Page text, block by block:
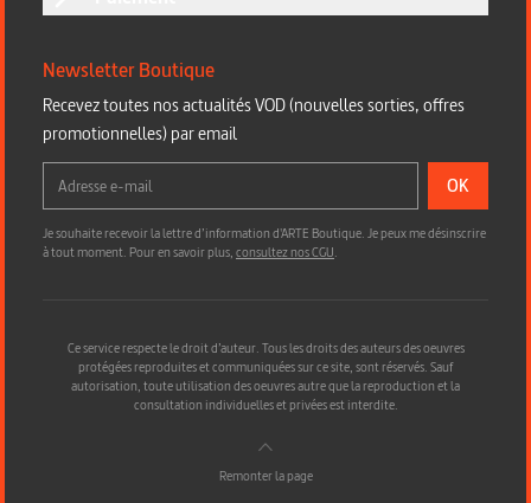
Newsletter Boutique
Recevez toutes nos actualités VOD (nouvelles sorties, offres
promotionnelles) par email
OK
Je souhaite recevoir la lettre d’information d'ARTE Boutique. Je peux me désinscrire
à tout moment. Pour en savoir plus,consultez nos CGU.
Ce service respecte le droit d’auteur. Tous les droits des auteurs des oeuvres
protégées reproduites et communiquées sur ce site, sont réservés. Sauf
autorisation, toute utilisation des oeuvres autre que la reproduction et la
consultation individuelles et privées est interdite.
Remonter la page